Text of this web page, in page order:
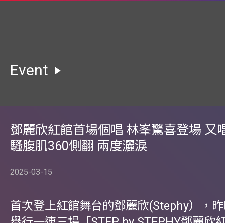
Event
鄧麗欣紅館首場個唱 林峯驚喜登場 又
騷腹肌360側翻 兩度灑淚
2025-03-15
首次登上紅館舞台的鄧麗欣(Stephy），